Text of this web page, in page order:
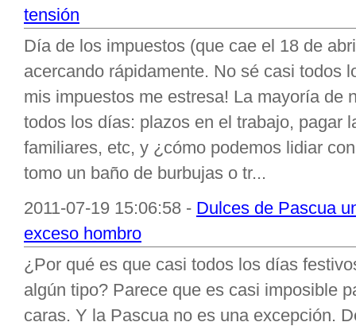
tensión
Día de los impuestos (que cae el 18 de
acercando rápidamente. No sé casi todos
mis impuestos me estresa! La mayoría de
todos los días: plazos en el trabajo, pagar
familiares, etc, y ¿cómo podemos lidiar
tomo un baño de burbujas o tr...
2011-07-19 15:06:58 - Dulces de Pascua
exceso hombro
¿Por qué es que casi todos los días
algún tipo? Parece que es casi imposible
caras. Y la Pascua no es una excepción.